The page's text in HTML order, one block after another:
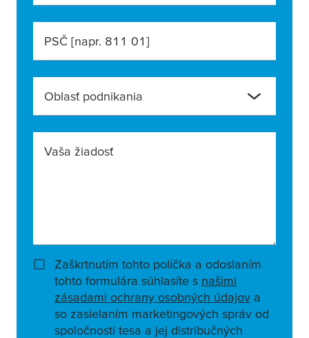
PSČ [napr. 811 01]
Oblasť podnikania
Vaša žiadosť
Zaškrtnutím tohto políčka a odoslaním
tohto formulára súhlasíte s našimi
zásadami ochrany osobných údajov a
so zasielaním marketingových správ od
spoločnosti tesa a jej distribučných